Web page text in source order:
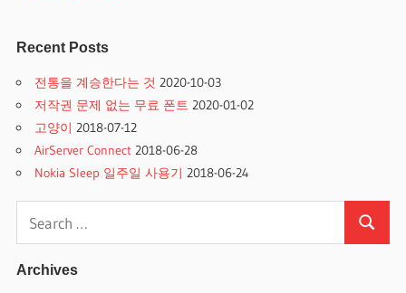
Recent Posts
전통을 계승한다는 것 2020-10-03
저작권 문제 없는 무료 폰트 2020-01-02
고양이 2018-07-12
AirServer Connect 2018-06-28
Nokia Sleep 일주일 사용기 2018-06-24
for:
Search
Archives